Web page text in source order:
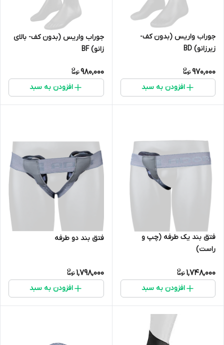
جوراب واریس (بدون کف-
زیرزانو) BD
970,000
افزودن به سبد
جوراب واریس (بدون کف- بالای
زانو) BF
980,000
افزودن به سبد
فتق بند یک طرفه (چپ و
راست)
1,748,000
افزودن به سبد
فتق بند دو طرفه
1,798,000
افزودن به سبد